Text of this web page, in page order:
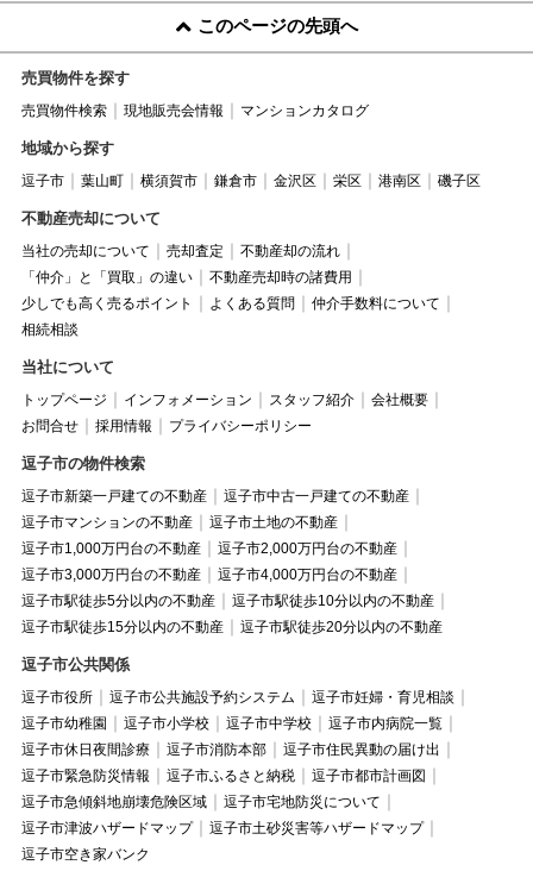
このページの先頭へ
売買物件を探す
売買物件検索 現地販売会情報 マンションカタログ
地域から探す
逗子市 葉山町 横須賀市 鎌倉市 金沢区 栄区 港南区 磯子区
不動産売却について
当社の売却について 売却査定
不動産却の流れ
「仲介」と「買取」の違い
不動産売却時の諸費用
少しでも高く売るポイント
よくある質問
仲介手数料について
相続相談
当社について
トップページ インフォメーション スタッフ紹介
会社概要
お問合せ
採用情報 プライバシーポリシー
逗子市の物件検索
逗子市新築一戸建ての不動産
逗子市中古一戸建ての不動産
逗子市マンションの不動産
逗子市土地の不動産
逗子市1,000万円台の不動産
逗子市2,000万円台の不動産
逗子市3,000万円台の不動産
逗子市4,000万円台の不動産
逗子市駅徒歩5分以内の不動産
逗子市駅徒歩10分以内の不動産
逗子市駅徒歩15分以内の不動産
逗子市駅徒歩20分以内の不動産
逗子市公共関係
逗子市役所 逗子市公共施設予約システム
逗子市妊婦・育児相談
逗子市幼稚園
逗子市小学校 逗子市中学校
逗子市内病院一覧
逗子市休日夜間診療
逗子市消防本部
逗子市住民異動の届け出
逗子市緊急防災情報
逗子市ふるさと納税
逗子市都市計画図
逗子市急傾斜地崩壊危険区域
逗子市宅地防災について
逗子市津波ハザードマップ
逗子市土砂災害等ハザードマップ
逗子市空き家バンク